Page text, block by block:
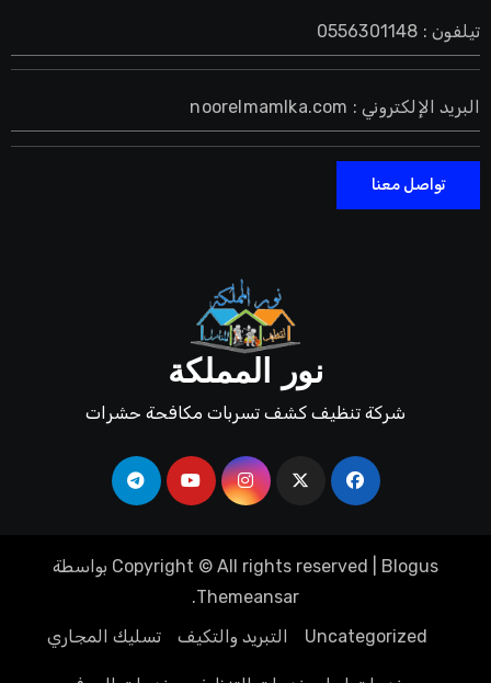
تيلفون : 0556301148
البريد الإلكتروني : noorelmamlka.com
تواصل معنا
نور المملكة
شركة تنظيف كشف تسربات مكافحة حشرات
Copyright © All rights reserved Blogus
بواسطة
Themeansar
.
Uncategorized
التبريد والتكيف تسليك المجاري